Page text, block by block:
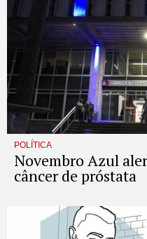
POLÍTICA
Novembro Azul
câncer de próstata